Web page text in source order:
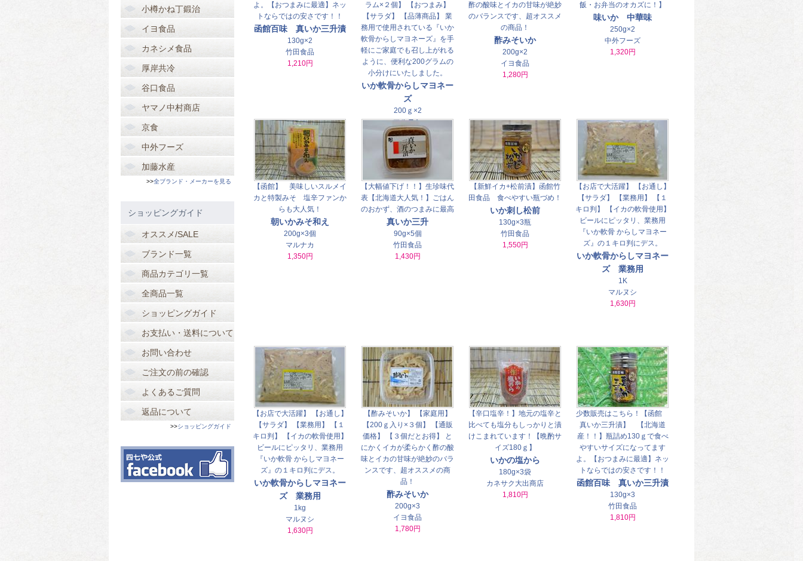
よ。【おつまみに最適】ネッ
トならではの安さです！！
函館百味 真いか三升漬
130g×2
竹田食品
1,210円
ラム×２個】 【おつまみ】
【サラダ】 【品薄商品】 業
務用で使用されている『いか
軟骨からしマヨネーズ』を手
軽にご家庭でも召し上がれる
ように、便利な200グラムの
小分けにいたしました。
いか軟骨からしマヨネー
ズ
200ｇ×2
マルヌシ
1,280円
酢の酸味とイカの甘味が絶妙
のバランスです、超オススメ
の商品！
酢みそいか
200g×2
イヨ食品
1,280円
飯・お弁当のオカズに！】
味いか 中華味
250g×2
中外フーズ
1,320円
【函館】 美味しいスルメイ
カと特製みそ 塩辛ファンか
らも大人気！
朝いかみそ和え
200g×3個
マルナカ
1,350円
【大幅値下げ！！】生珍味代
表【北海道大人気！】ごはん
のおかず、酒のつまみに最高
真いか三升
90g×5個
竹田食品
1,430円
【新鮮イカ+松前漬】函館竹
田食品 食べやすい瓶づめ！
いか刺し松前
130g×3瓶
竹田食品
1,550円
【お店で大活躍】 【お通し】
【サラダ】 【業務用】 【１
キロ判】 【イカの軟骨使用】
ビールにピッタリ、業務用
『いか軟骨 からしマヨネー
ズ』の１キロ判にデス。
いか軟骨からしマヨネー
ズ 業務用
1K
マルヌシ
1,630円
【お店で大活躍】 【お通し】
【サラダ】 【業務用】 【１
キロ判】 【イカの軟骨使用】
ビールにピッタリ、業務用
『いか軟骨 からしマヨネー
ズ』の１キロ判にデス。
いか軟骨からしマヨネー
ズ 業務用
1kg
マルヌシ
1,630円
【酢みそいか】 【家庭用】
【200ｇ入り×３個】 【通販
価格】 【３個だとお得】 と
にかくイカが柔らかく酢の酸
味とイカの甘味が絶妙のバラ
ンスです、超オススメの商
品！
酢みそいか
200g×3
イヨ食品
1,780円
【辛口塩辛！】地元の塩辛と
比べても塩分もしっかりと漬
けこまれています！【晩酌サ
イズ180ｇ】
いかの塩から
180g×3袋
カネサク大出商店
1,810円
少数販売はこちら！【函館
真いか三升漬】 【北海道
産！！】瓶詰め130ｇで食べ
やすいサイズになってます
よ。【おつまみに最適】ネッ
トならではの安さです！！
函館百味 真いか三升漬
130g×3
竹田食品
1,810円
小樽かね丁鍛治
イヨ食品
カネシメ食品
厚岸共冷
谷口食品
ヤマノ中村商店
京食
中外フーズ
加藤水産
>>全ブランド・メーカーを見る
ショッピングガイド
オススメ/SALE
ブランド一覧
商品カテゴリ一覧
全商品一覧
ショッピングガイド
お支払い・送料について
お問い合わせ
ご注文の前の確認
よくあるご質問
返品について
>>ショッピングガイド